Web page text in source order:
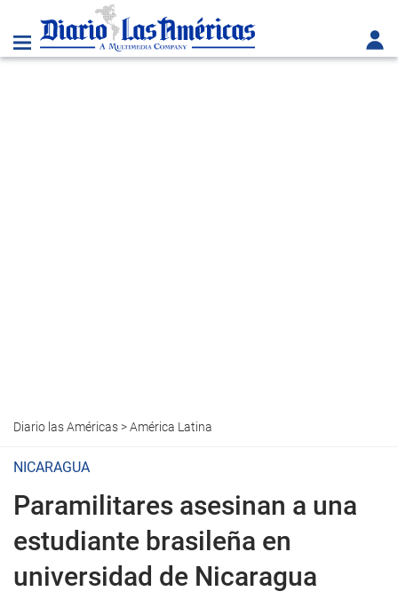
Diario las Américas>América Latina
NICARAGUA
Paramilitares asesinan a una
estudiante brasileña en
universidad de Nicaragua